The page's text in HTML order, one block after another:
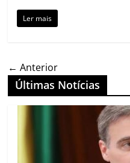
Ler mais
← Anterior
Últimas Notícias